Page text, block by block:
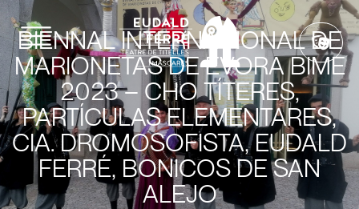
Created by firdaus husyaeni
from the Noun Project
BIENNAL INTERNACIONAL DE
MARIONETAS DE ÉVORA BIME
2023 – CHO TÍTERES,
PARTÍCULAS ELEMENTARES,
CIA. DROMOSOFISTA, EUDALD
FERRÉ, BONICOS DE SAN
ALEJO